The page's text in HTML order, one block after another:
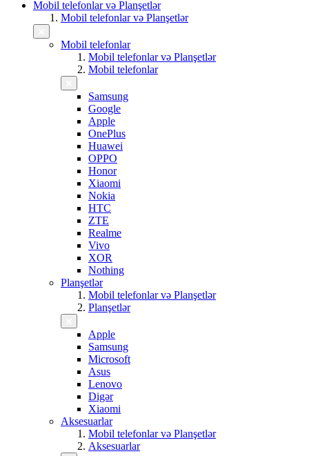
Mobil telefonlar və Planşetlər
Mobil telefonlar və Planşetlər
Mobil telefonlar
Mobil telefonlar və Planşetlər
Mobil telefonlar
Samsung
Google
Apple
OnePlus
Huawei
OPPO
Honor
Xiaomi
Nokia
HTC
ZTE
Realme
Vivo
XOR
Nothing
Planşetlər
Mobil telefonlar və Planşetlər
Planşetlər
Apple
Samsung
Microsoft
Asus
Lenovo
Digər
Xiaomi
Aksesuarlar
Mobil telefonlar və Planşetlər
Aksesuarlar